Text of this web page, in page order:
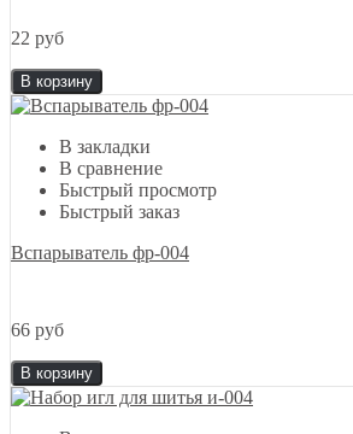
22 руб
В корзину
В закладки
В сравнение
Быстрый просмотр
Быстрый заказ
Вспарыватель фр-004
66 руб
В корзину